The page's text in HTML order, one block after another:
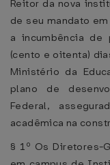
Reitor da nova
de seu mandato
a incumbência de
(cento e oitenta)
Ministério da
plano de
Federal,
acadêmica na
§ 1º Os Diretores-